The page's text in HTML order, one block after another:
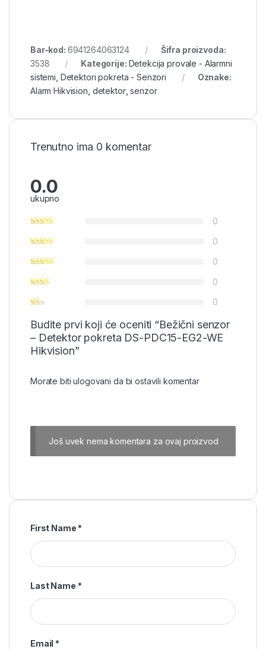
Bar-kod: 6941264063124
Šifra proizvoda:
3538
Kategorije: Detekcija provale - Alarmni
sistemi Detektori pokreta - Senzori
Oznake:
Alarm Hikvision detektor,senzor
Trenutno ima 0 komentar
0.0
ukupno
0
0
0
0
0
Budite prvi koji će oceniti “Bežični senzor
– Detektor pokreta DS-PDC15-EG2-WE
Hikvision”
Morate bitiulogovani da bi ostavili komentar
Još uvek nema komentara za ovaj proizvod
First Name *
Last Name *
Email *